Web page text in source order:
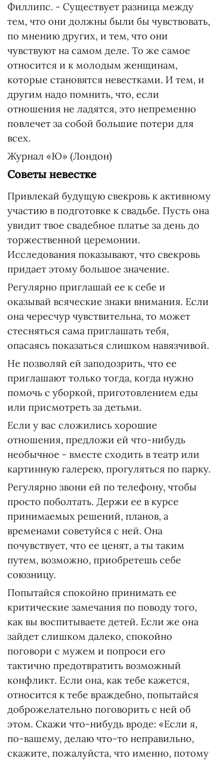
Филлипс. - Существует разница между
тем, что они должны были бы чувствовать,
по мнению других, и тем, что они
чувствуют на самом деле. То же самое
относится и к молодым женщинам,
которые становятся невестками. И тем, и
другим надо помнить, что, если
отношения не ладятся, это непременно
повлечет за собой большие потери для
всех.
Журнал «Ю» (Лондон)
Советы невестке
Привлекай будущую свекровь к активному
участию в подготовке к свадьбе. Пусть она
увидит твое свадебное платье за день до
торжественной церемонии.
Исследования показывают, что свекровь
придает этому большое значение.
Регулярно приглашай ее к себе и
оказывай всяческие знаки внимания. Если
она чересчур чувствительна, то может
стесняться сама приглашать тебя,
опасаясь показаться слишком навязчивой.
Не позволяй ей заподозрить, что ее
приглашают только тогда, когда нужно
помочь с уборкой, приготовлением еды
или присмотреть за детьми.
Если у вас сложились хорошие
отношения, предложи ей что-нибудь
необычное - вместе сходить в театр или
картинную галерею, прогуляться по парку.
Регулярно звони ей по телефону, чтобы
просто поболтать. Держи ее в курсе
принимаемых решений, планов, а
временами советуйся с ней. Она
почувствует, что ее ценят, а ты таким
путем, возможно, приобретешь себе
союзницу.
Попытайся спокойно принимать ее
критические замечания по поводу того,
как вы воспитываете детей. Если же она
зайдет слишком далеко, спокойно
поговори с мужем и попроси его
тактично предотвратить возможный
конфликт. Если она, как тебе кажется,
относится к тебе враждебно, попытайся
доброжелательно поговорить с ней об
этом. Скажи что-нибудь вроде: «Если я,
по-вашему, делаю что-то неправильно,
скажите, пожалуйста, что именно, потому